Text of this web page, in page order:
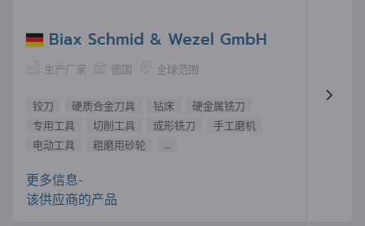
Biax Schmid & Wezel GmbH
生产厂家 德国 全球范围
铰刀 硬质合金刀具 钻床
硬金属铣刀
专用工具
切削工具 成形铣刀
手工磨机
电动工具
粗磨用砂轮 ...
更多信息-
该供应商的产品